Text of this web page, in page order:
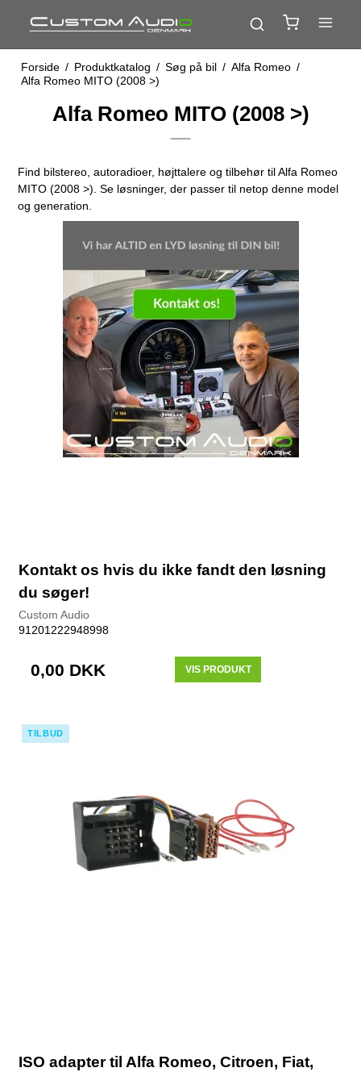
Forside / Produktkatalog / Søg på bil / Alfa Romeo /
Alfa Romeo MITO (2008 >)
Alfa Romeo MITO (2008 >)
Find bilstereo, autoradioer, højttalere og tilbehør til Alfa Romeo
MITO (2008 >). Se løsninger, der passer til netop denne model
og generation.
Kontakt os hvis du ikke fandt den løsning
du søger!
Custom Audio
91201222948998
0,00 DKK VIS PRODUKT
TILBUD
ISO adapter til Alfa Romeo, Citroen, Fiat,